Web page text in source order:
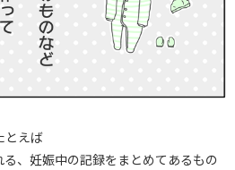
とえば
る、妊娠中の記録をまとめてあるもの